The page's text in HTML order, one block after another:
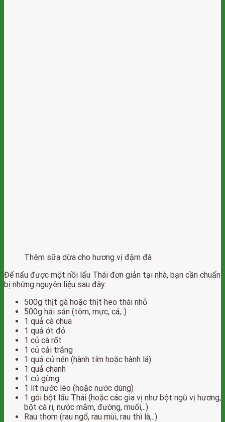
Thêm sữa dừa cho hương vị đậm đà
Để nấu được một nồi lẩu Thái đơn giản tại nhà, bạn cần chuẩn
bị những nguyên liệu sau đây:
500g thịt gà hoặc thịt heo thái nhỏ
500g hải sản (tôm, mực, cá,..)
1 quả cà chua
1 quả ớt đỏ
1 củ cà rốt
1 củ cải trắng
1 quả củ nén (hành tím hoặc hành lá)
1 quả chanh
1 củ gừng
1 lít nước lèo (hoặc nước dùng)
1 gói bột lẩu Thái (hoặc các gia vị như bột ngũ vị hương,
bột cà ri, nước mắm, đường, muối,..)
Rau thơm (rau ngổ, rau mùi, rau thì là,..)